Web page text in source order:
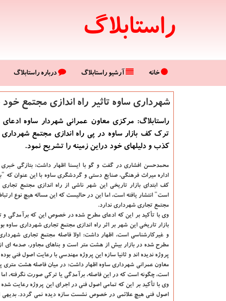
راستابلاگ
خانه آرشیو راستابلاگ درباره راستابلاگ
شهرداری ساوه تاثیر راه اندازی مجتمع
راستابلاگ: مرکزی معاون عمرانی شهردار ساوه
ترک کف بازار ساوه در پی راه اندازی مجتمع شهرداری
کذب و دلیلهای خود دراین زمینه را تشریح نمود.
محمدحسن افشاری در گفت و گو با ایسنا اظهار داشت: بتازگی
اداره میراث فرهنگی، صنایع دستی و گردشگری ساوه با این عنوان که
کف ابتدای بازار تاریخی این شهر ناشی از راه اندازی مجتمع
است" انتشار یافته است، اما این در حالیست که این مساله هیچ نوع
مجتمع تجاری شهرداری ندارد.
وی با تأکید بر این که ادعای مطرح شده در خصوص این که برآمدگی و
بازار تاریخی این شهر بر اثر راه اندازی مجتمع تجاری شهرداری ساوه
و غیرکارشناسی است، اظهار داشت: اولا فاصله مجتمع تجاری
مطرح شده در بازار بیش از هشت متر است و بناهای مجاور، صدمه ای از
پروژه ندیده اند و ثانیا سازه این پروژه مهندسی با رعایت اصول فنی
معاون عمرانی شهرداری ساوه اظهار داشت: در میان فاصله هشت متری
است، چگونه است که در این فاصله، برآمدگی یا ترکی صورت نگرفته،
وی با تأکید بر این که تمامی اصول فنی در اجرای این پروژه رعایت
اصول فنی هیچ علائمی در خصوص نشست سازه دیده نمی گردد.